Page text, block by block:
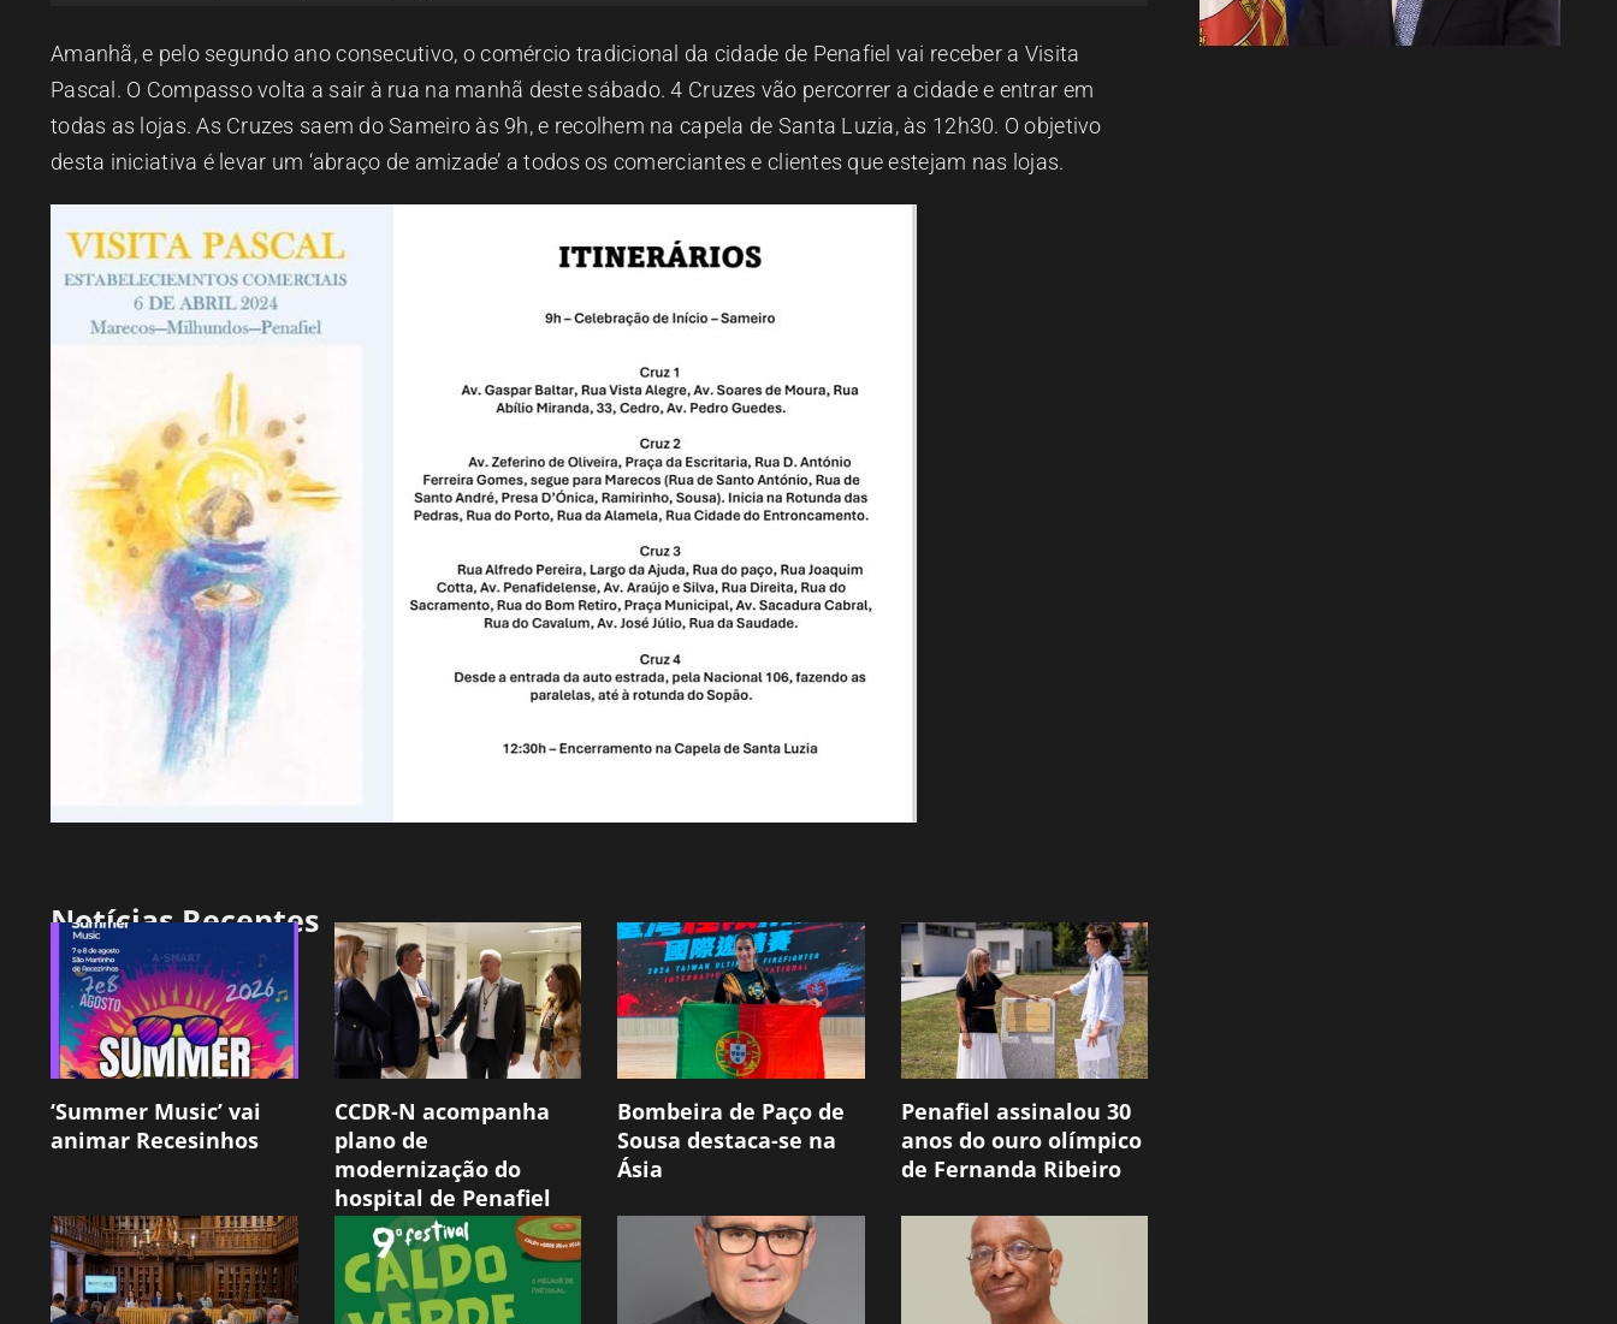
Amanhã, e pelo segundo ano consecutivo, o comércio tradicional da cidade de Penafiel vai receber a Visita
Pascal. O Compasso volta a sair à rua na manhã deste sábado. 4 Cruzes vão percorrer a cidade e entrar em
todas as lojas. As Cruzes saem do Sameiro às 9h, e recolhem na capela de Santa Luzia, às 12h30. O objetivo
desta iniciativa é levar um ‘abraço de amizade’ a todos os comerciantes e clientes que estejam nas lojas.
Notícias Recentes
‘Summer Music’ vai
animar Recesinhos
CCDR-N acompanha
plano de
modernização do
hospital de Penafiel
Bombeira de Paço de
Sousa destaca-se na
Ásia
Penafiel assinalou 30
anos do ouro olímpico
de Fernanda Ribeiro